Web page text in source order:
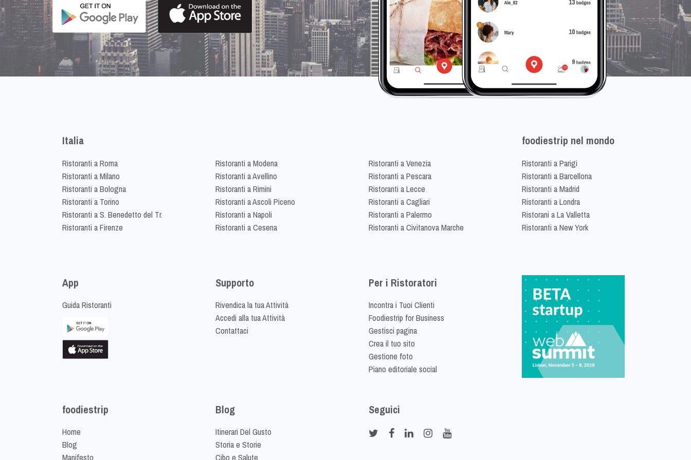
Italia
Ristoranti a Roma
Ristoranti a Milano
Ristoranti a Bologna
Ristoranti a Torino
Ristoranti a S. Benedetto del Tr.
Ristoranti a Firenze
Ristoranti a Modena
Ristoranti a Avellino
Ristoranti a Rimini
Ristoranti a Ascoli Piceno
Ristoranti a Napoli
Ristoranti a Cesena
Ristoranti a Venezia
Ristoranti a Pescara
Ristoranti a Lecce
Ristoranti a Cagliari
Ristoranti a Palermo
Ristoranti a Civitanova Marche
foodiestrip nel mondo
Ristoranti a Parigi
Ristoranti a Barcellona
Ristoranti a Madrid
Ristoranti a Londra
Ristorani a La Valletta
Ristoranti a New York
App
Guida Ristoranti
Supporto
Rivendica la tua Attività
Accedi alla tua Attività
Contattaci
Per i Ristoratori
Incontra i Tuoi Clienti
Foodiestrip for Business
Gestisci pagina
Crea il tuo sito
Gestione foto
Piano editoriale social
foodiestrip
Home
Blog
Manifesto
Blog
Itinerari Del Gusto
Storia e Storie
Cibo e Salute
Seguici